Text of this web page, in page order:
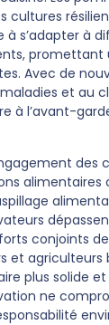
cultures
à s’adapter à
promettant
Avec de
et au
à l’avant-
alimentaires
conjoints
et agriculteurs
plus solide et
ne